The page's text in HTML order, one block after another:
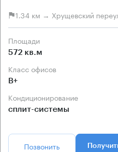
1.34 км → Хрущевский
Площади
572 кв.м
Класс офисов
B+
Кондиционирование
сплит-системы
Позвонить